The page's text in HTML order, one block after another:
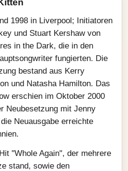
1998 in Liverpool; Initiatoren
und Stuart Kershaw von
in the Dark, die in den
fungierten. Die
bestand aus Kerry
und Natasha Hamilton. Das
erschien im Oktober 2000
Neubesetzung mit Jenny
Neuausgabe erreichte
"Whole Again", der mehrere
stand, sowie den